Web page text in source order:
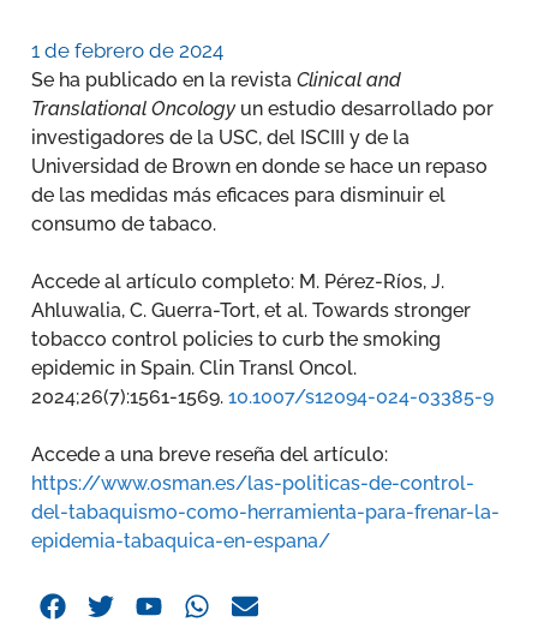
1 de febrero de 2024
Se ha publicado en la revista Clinical and
Translational Oncology un estudio desarrollado por
investigadores de la USC, del ISCIII y de la
Universidad de Brown en donde se hace un repaso
de las medidas más eficaces para disminuir el
consumo de tabaco.
Accede al artículo completo: M. Pérez-Ríos, J.
Ahluwalia, C. Guerra-Tort, et al. Towards stronger
tobacco control policies to curb the smoking
epidemic in Spain. Clin Transl Oncol.
2024;26(7):1561-1569. 10.1007/s12094-024-03385-9
Accede a una breve reseña del artículo:
https://www.osman.es/las-politicas-de-control-
del-tabaquismo-como-herramienta-para-frenar-la-
epidemia-tabaquica-en-espana/